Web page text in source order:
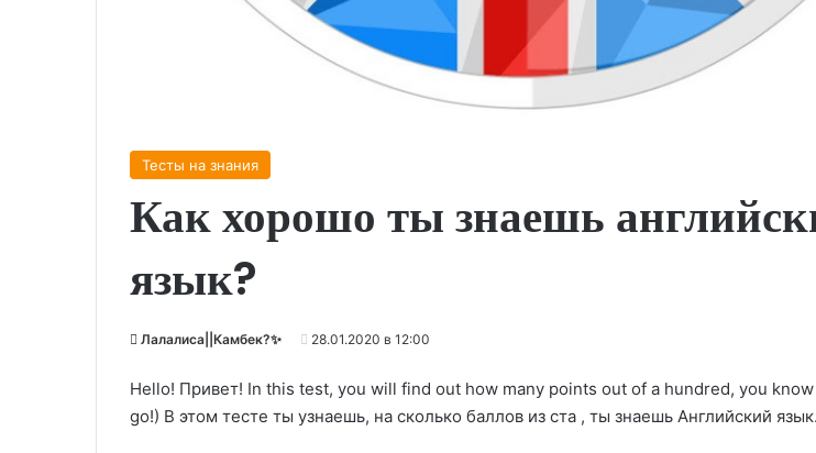
Тесты на знания
Как хорошо ты знаешь
язык?
Лалалиса||Камбек?✨ 28.01.2020 в 12:00
Hello! Привет! In this test, you will find out how many points out of a hundred, you
go!) В этом тесте ты узнаешь, на сколько баллов из ста , ты знаешь Английский